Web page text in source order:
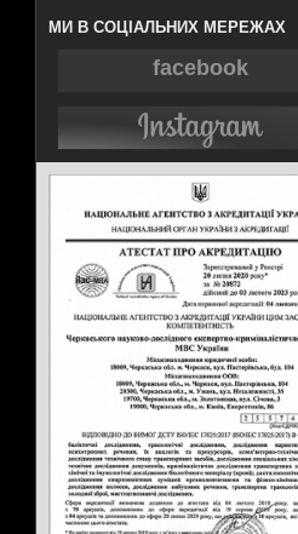
МИ В СОЦІАЛЬНИХ МЕРЕЖАХ
facebook